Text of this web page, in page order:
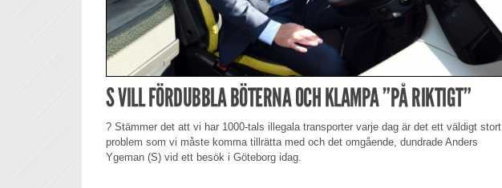
S VILL FÖRDUBBLA BÖTERNA OCH KLAMPA ”PÅ RIKTIGT”
? Stämmer det att vi har 1000-tals illegala transporter varje dag är det ett väldigt stort
problem som vi måste komma tillrätta med och det omgående, dundrade Anders
Ygeman (S) vid ett besök i Göteborg idag.